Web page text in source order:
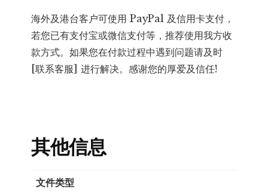
海外及港台客户可使用 PayPal 及信用卡支付，
若您已有支付宝或微信支付等，推荐使用我方收
款方式。如果您在付款过程中遇到问题请及时
[联系客服] 进行解决。感谢您的厚爱及信任!
其他信息
文件类型